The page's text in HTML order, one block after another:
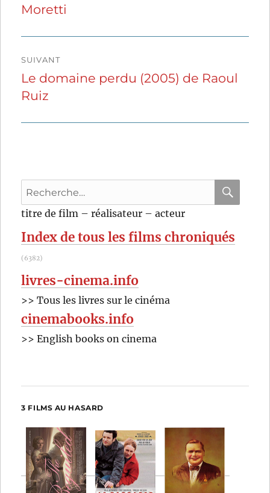
l’article
précédente :
Moretti
SUIVANT
Publication
suivante :
Le domaine perdu (2005) de Raoul
Ruiz
Recherche
pour
:
titre de film – réalisateur – acteur
Index de tous les films chroniqués
(6382)
livres-cinema.info
>> Tous les livres sur le cinéma
cinemabooks.info
>> English books on cinema
3 FILMS AU HASARD